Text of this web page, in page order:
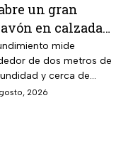
un gran
en calzada
tras paso de
mide
de dos metros de
y cerca de
metros de diámetro.
2026